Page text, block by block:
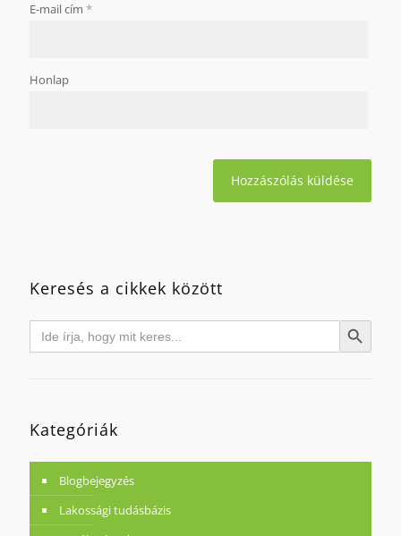
E-mail cím *
Honlap
Keresés a cikkek között
Search
for: Search Button
Kategóriák
Blogbejegyzés
Lakossági tudásbázis